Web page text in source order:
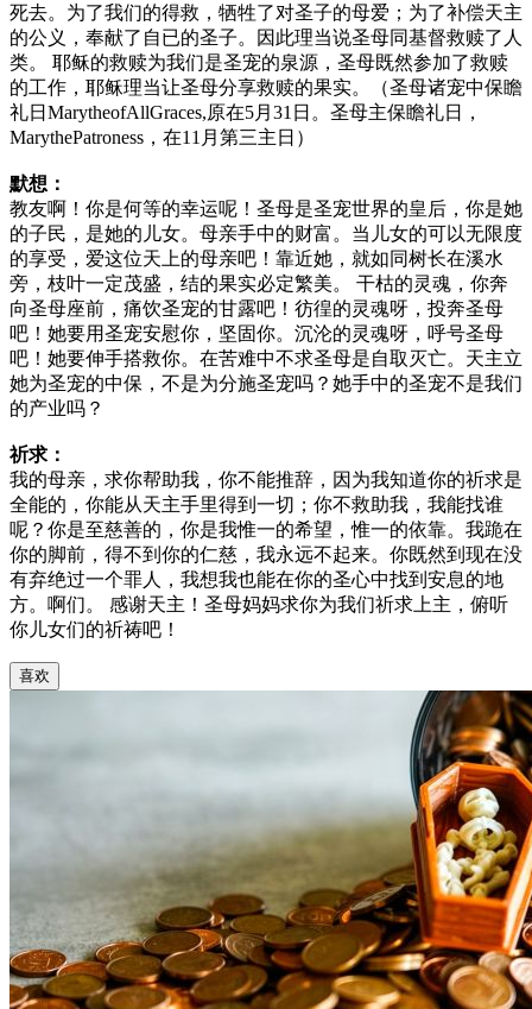
死去。为了我们的得救，牺牲了对圣子的母爱；为了补偿天主
的公义，奉献了自已的圣子。因此理当说圣母同基督救赎了人
类。 耶稣的救赎为我们是圣宠的泉源，圣母既然参加了救赎
的工作，耶稣理当让圣母分享救赎的果实。（圣母诸宠中保瞻
礼日MarytheofAllGraces,原在5月31日。圣母主保瞻礼日，
MarythePatroness，在11月第三主日）
默想：
教友啊！你是何等的幸运呢！圣母是圣宠世界的皇后，你是她
的子民，是她的儿女。母亲手中的财富。当儿女的可以无限度
的享受，爱这位天上的母亲吧！靠近她，就如同树长在溪水
旁，枝叶一定茂盛，结的果实必定繁美。 干枯的灵魂，你奔
向圣母座前，痛饮圣宠的甘露吧！彷徨的灵魂呀，投奔圣母
吧！她要用圣宠安慰你，坚固你。沉沦的灵魂呀，呼号圣母
吧！她要伸手搭救你。在苦难中不求圣母是自取灭亡。天主立
她为圣宠的中保，不是为分施圣宠吗？她手中的圣宠不是我们
的产业吗？
祈求：
我的母亲，求你帮助我，你不能推辞，因为我知道你的祈求是
全能的，你能从天主手里得到一切；你不救助我，我能找谁
呢？你是至慈善的，你是我惟一的希望，惟一的依靠。我跪在
你的脚前，得不到你的仁慈，我永远不起来。你既然到现在没
有弃绝过一个罪人，我想我也能在你的圣心中找到安息的地
方。啊们。 感谢天主！圣母妈妈求你为我们祈求上主，俯听
你儿女们的祈祷吧！
喜欢